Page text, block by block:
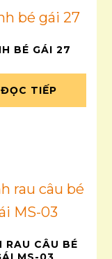
BÉ GÁI 27
ĐỌC TIẾP
RAU CÂU BÉ